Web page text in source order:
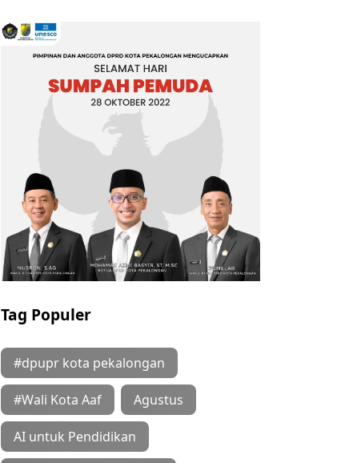
Tag Populer
#dpupr kota pekalongan
#Wali Kota Aaf Agustus
AI untuk Pendidikan